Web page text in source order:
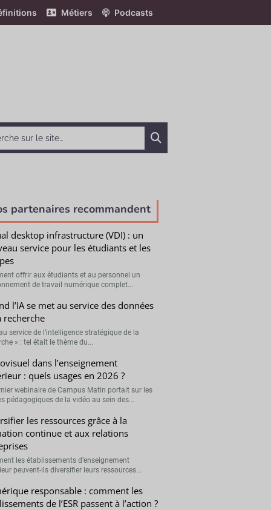
Métiers Podcasts
partenaires recommandent
desktop infrastructure (VDI) : un
service pour les étudiants et les
offrir aux étudiants et au personnel un
de travail numérique complet...
l’IA se met au service des données
recherche
au service de l’intelligence stratégique de la
» : tel était le thème du...
dans l’enseignement
: quels usages en 2026 ?
webinaire de Campus Matin portait sur les
pédagogiques de la vidéo au sein des...
les ressources grâce à la
continue et aux relations
les établissements d’enseignement
peuvent-ils diversifier leurs ressources...
responsable : comment les
de l’ESR passent à l’action ?